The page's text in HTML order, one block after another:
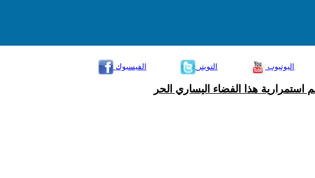
الفيسبوك
التويتر اليوتيوب
استمرارية هذا الفضاء اليساري الحر